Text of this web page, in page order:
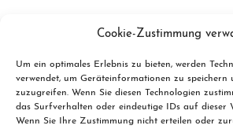
Cookie-Zustimmung
Um ein optimales Erlebnis zu bieten, werden
verwendet, um Geräteinformationen zu
zuzugreifen. Wenn Sie diesen Technologien
das Surfverhalten oder eindeutige IDs auf dieser
Wenn Sie Ihre Zustimmung nicht erteilen oder
Schweigepflicht
nach §203 StGB der
werden selbstverständlich
behandelt.